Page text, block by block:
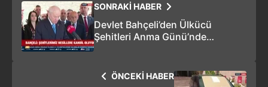
SONRAKİ HABER
Devlet Bahçeli’den Ülkücü
Şehitleri Anma Günü’nde
ÖNCEKİ HABER